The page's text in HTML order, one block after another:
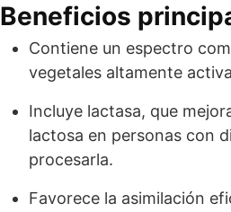
Beneficios
Contiene un espectro
vegetales altamente
Incluye lactasa, que
lactosa en personas con
procesarla.
Favorece la asimilación